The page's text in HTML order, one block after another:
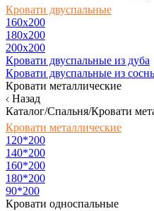
Кровати двуспальные
160х200
180x200
200x200
Кровати двуспальные из дуба
Кровати двуспальные из
Кровати металлические
Назад
Каталог/Спальня/Кровати
Кровати металлические
120*200
140*200
160*200
180*200
90*200
Кровати односпальные